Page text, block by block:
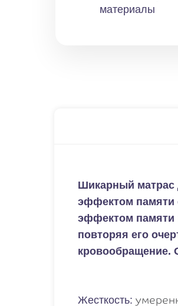
материалы
Шикарный матрас
эффектом памяти
эффектом памяти
повторяя его
кровообращение.
Жесткость: